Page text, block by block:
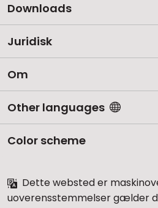
Downloads
Juridisk
Om
Other languages
Color scheme
Dette websted er
uoverensstemmelser gælder